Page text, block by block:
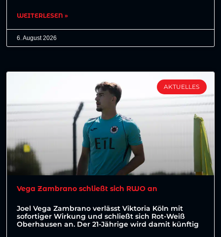
WEITERLESEN »
6. August 2026
AKTUELLES
Vega Zambrano schließt sich RWO an
Joel Vega Zambrano verlässt Viktoria Köln mit
sofortiger Wirkung und schließt sich Rot-Weiß
Oberhausen an. Der 21-Jährige wird damit künftig